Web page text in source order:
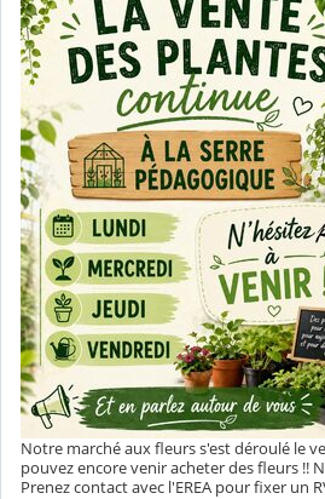
Notre marché aux fleurs s'est déroulé le
pouvez encore venir acheter des fleurs !!
Prenez contact avec l'EREA pour fixer un